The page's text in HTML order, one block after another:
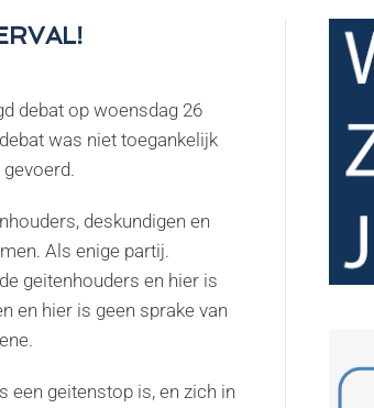
debat op woensdag 26
was niet toegankelijk
deskundigen en
Als enige partij.
geitenhouders en hier is
en hier is geen sprake van
een geitenstop is, en zich in